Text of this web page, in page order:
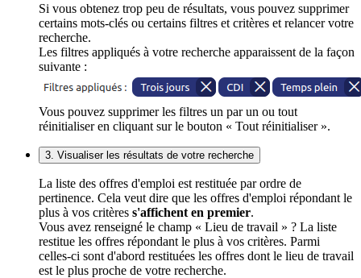
Si vous obtenez trop peu de résultats, vous pouvez supprimer
certains mots-clés ou certains filtres et critères et relancer votre
recherche.
Les filtres appliqués à votre recherche apparaissent de la façon
suivante :
Vous pouvez supprimer les filtres un par un ou tout
réinitialiser en cliquant sur le bouton « Tout réinitialiser ».
3. Visualiser les résultats de votre recherche
La liste des offres d'emploi est restituée par ordre de
pertinence. Cela veut dire que les offres d'emploi répondant le
plus à vos critères s'affichent en premier.
Vous avez renseigné le champ « Lieu de travail » ? La liste
restitue les offres répondant le plus à vos critères. Parmi
celles-ci sont d'abord restituées les offres dont le lieu de travail
est le plus proche de votre recherche.